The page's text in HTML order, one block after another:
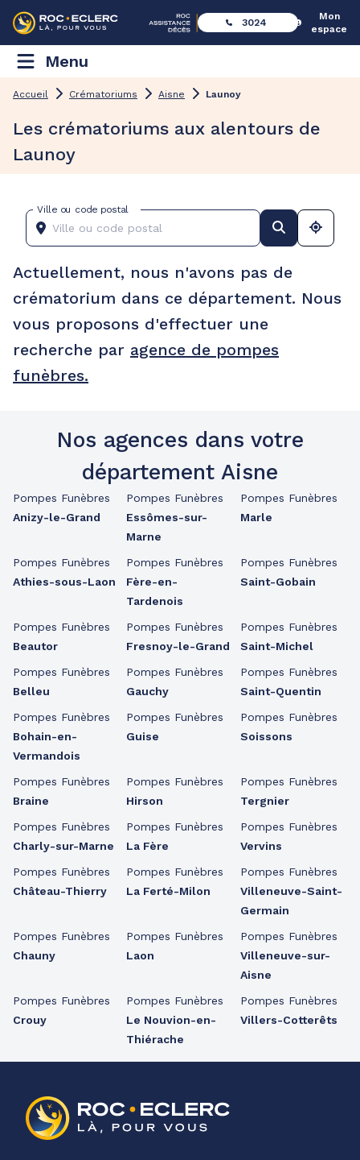
3024
Mon
espace
Menu
Accueil Crématoriums Aisne Launoy
Les crématoriums aux alentours de
Launoy
Ville ou code postal
Actuellement, nous n'avons pas de
crématorium dans ce département. Nous
vous proposons d'effectuer une
recherche par agence de pompes
funèbres.
Nos agences dans votre
département Aisne
Pompes Funèbres
Anizy-le-Grand
Pompes Funèbres
Athies-sous-Laon
Pompes Funèbres
Beautor
Pompes Funèbres
Belleu
Pompes Funèbres
Bohain-en-
Vermandois
Pompes Funèbres
Braine
Pompes Funèbres
Charly-sur-Marne
Pompes Funèbres
Château-Thierry
Pompes Funèbres
Chauny
Pompes Funèbres
Crouy
Pompes Funèbres
Essômes-sur-
Marne
Pompes Funèbres
Fère-en-
Tardenois
Pompes Funèbres
Fresnoy-le-Grand
Pompes Funèbres
Gauchy
Pompes Funèbres
Guise
Pompes Funèbres
Hirson
Pompes Funèbres
La Fère
Pompes Funèbres
La Ferté-Milon
Pompes Funèbres
Laon
Pompes Funèbres
Le Nouvion-en-
Thiérache
Pompes Funèbres
Marle
Pompes Funèbres
Saint-Gobain
Pompes Funèbres
Saint-Michel
Pompes Funèbres
Saint-Quentin
Pompes Funèbres
Soissons
Pompes Funèbres
Tergnier
Pompes Funèbres
Vervins
Pompes Funèbres
Villeneuve-Saint-
Germain
Pompes Funèbres
Villeneuve-sur-
Aisne
Pompes Funèbres
Villers-Cotterêts